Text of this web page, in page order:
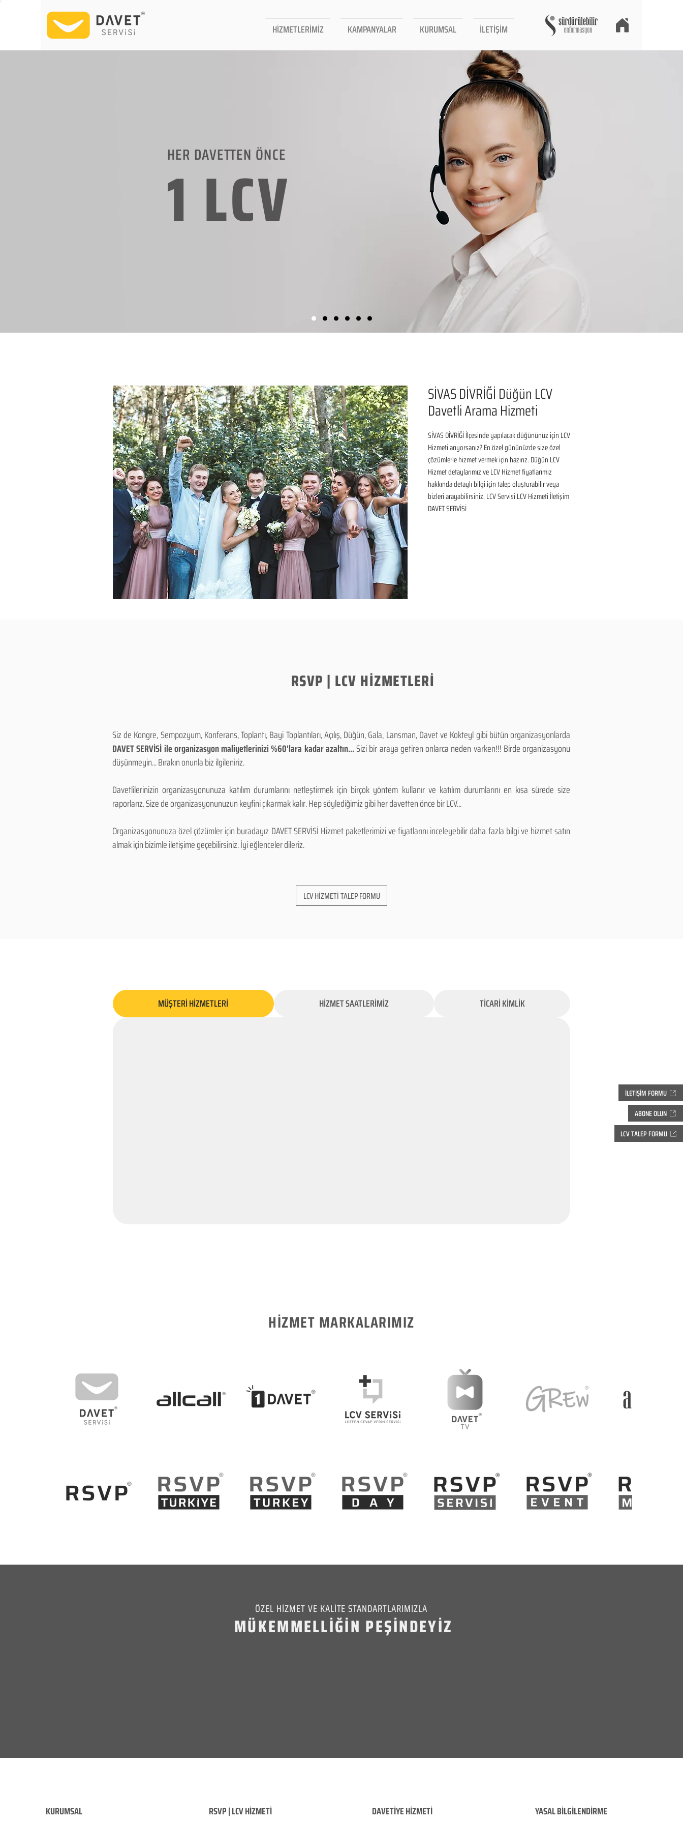
HİZMETLERİMİZ KAMPANYALAR KURUMSAL İLETİŞİM
ABONE OLUN
LCV TALEP FORMU
İLETİŞİM FORMU
HER DAVETTEN ÖNCE
1 LCV
SİVAS DİVRİĞİ Düğün LCV
Davetli Arama Hizmeti
SİVAS DİVRİĞİ İlçesinde yapılacak düğününüz için LCV
Hizmeti arıyorsanız? En özel gününüzde size özel
çözümlerle hizmet vermek için hazırız. Düğün LCV
Hizmet detaylarımız ve LCV Hizmet fiyatlarımız
hakkında detaylı bilgi için talep oluşturabilir veya
bizleri arayabilirsiniz. LCV Servisi LCV Hizmeti İletişim
DAVET SERVİSİ
RSVP | LCV HİZMETLERİ
Siz de Kongre, Sempozyum, Konferans, Toplantı, Bayi Toplantıları, Açılış, Düğün, Gala, Lansman, Davet ve Kokteyl gibi bütün organizasyonlarda
DAVET SERVİSİ ile organizasyon maliyetlerinizi %60'lara kadar azaltın...Sizi bir araya getiren onlarca neden varken!!! Birde organizasyonu
düşünmeyin... Bırakın onunla biz ilgileniriz.
Davetlilerinizin organizasyonunuza katılım durumlarını netleştirmek için birçok yöntem kullanır ve katılım durumlarını en kısa sürede size
raporlarız. Size de organizasyonunuzun keyfini çıkarmak kalır. Hep söylediğimiz gibi her davetten önce bir LCV...
Organizasyonunuza özel çözümler için buradayız DAVET SERVİSİ Hizmet paketlerimizi ve fiyatlarını inceleyebilir daha fazla bilgi ve hizmet satın
almak için bizimle iletişime geçebilirsiniz. İyi eğlenceler dileriz.
LCV HİZMETİ TALEP FORMU
MÜŞTERİ HİZMETLERİ HİZMET SAATLERİMİZ TİCARİ KİMLİK
HİZMET MARKALARIMIZ
ÖZEL HİZMET VE KALİTE STANDARTLARIMIZLA
MÜKEMMELLİĞİN PEŞİNDEYİZ
KURUMSAL RSVP | LCV HİZMETİ DAVETİYE HİZMETİ YASAL BİLGİLENDİRME